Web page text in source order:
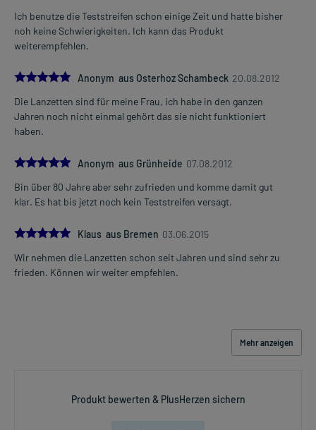
Ich benutze die Teststreifen schon einige Zeit und hatte bisher
noh keine Schwierigkeiten. Ich kann das Produkt
weiterempfehlen.
5.0Anonym aus Osterhoz Schambeck 20.08.2012
Die Lanzetten sind für meine Frau, ich habe in den ganzen
Jahren noch nicht einmal gehört das sie nicht funktioniert
haben.
5.0Anonym aus Grünheide 07.08.2012
Bin über 80 Jahre aber sehr zufrieden und komme damit gut
klar. Es hat bis jetzt noch kein Teststreifen versagt.
5.0
Klaus aus Bremen 03.06.2015
Wir nehmen die Lanzetten schon seit Jahren und sind sehr zu
frieden. Können wir weiter empfehlen.
Mehr anzeigen
Produkt bewerten & PlusHerzen sichern